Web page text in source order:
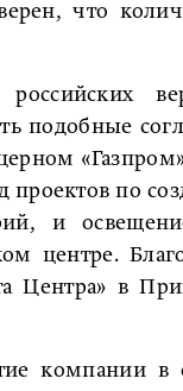
что
подобные
проектов по
и
центре.
Центра» в
компании в